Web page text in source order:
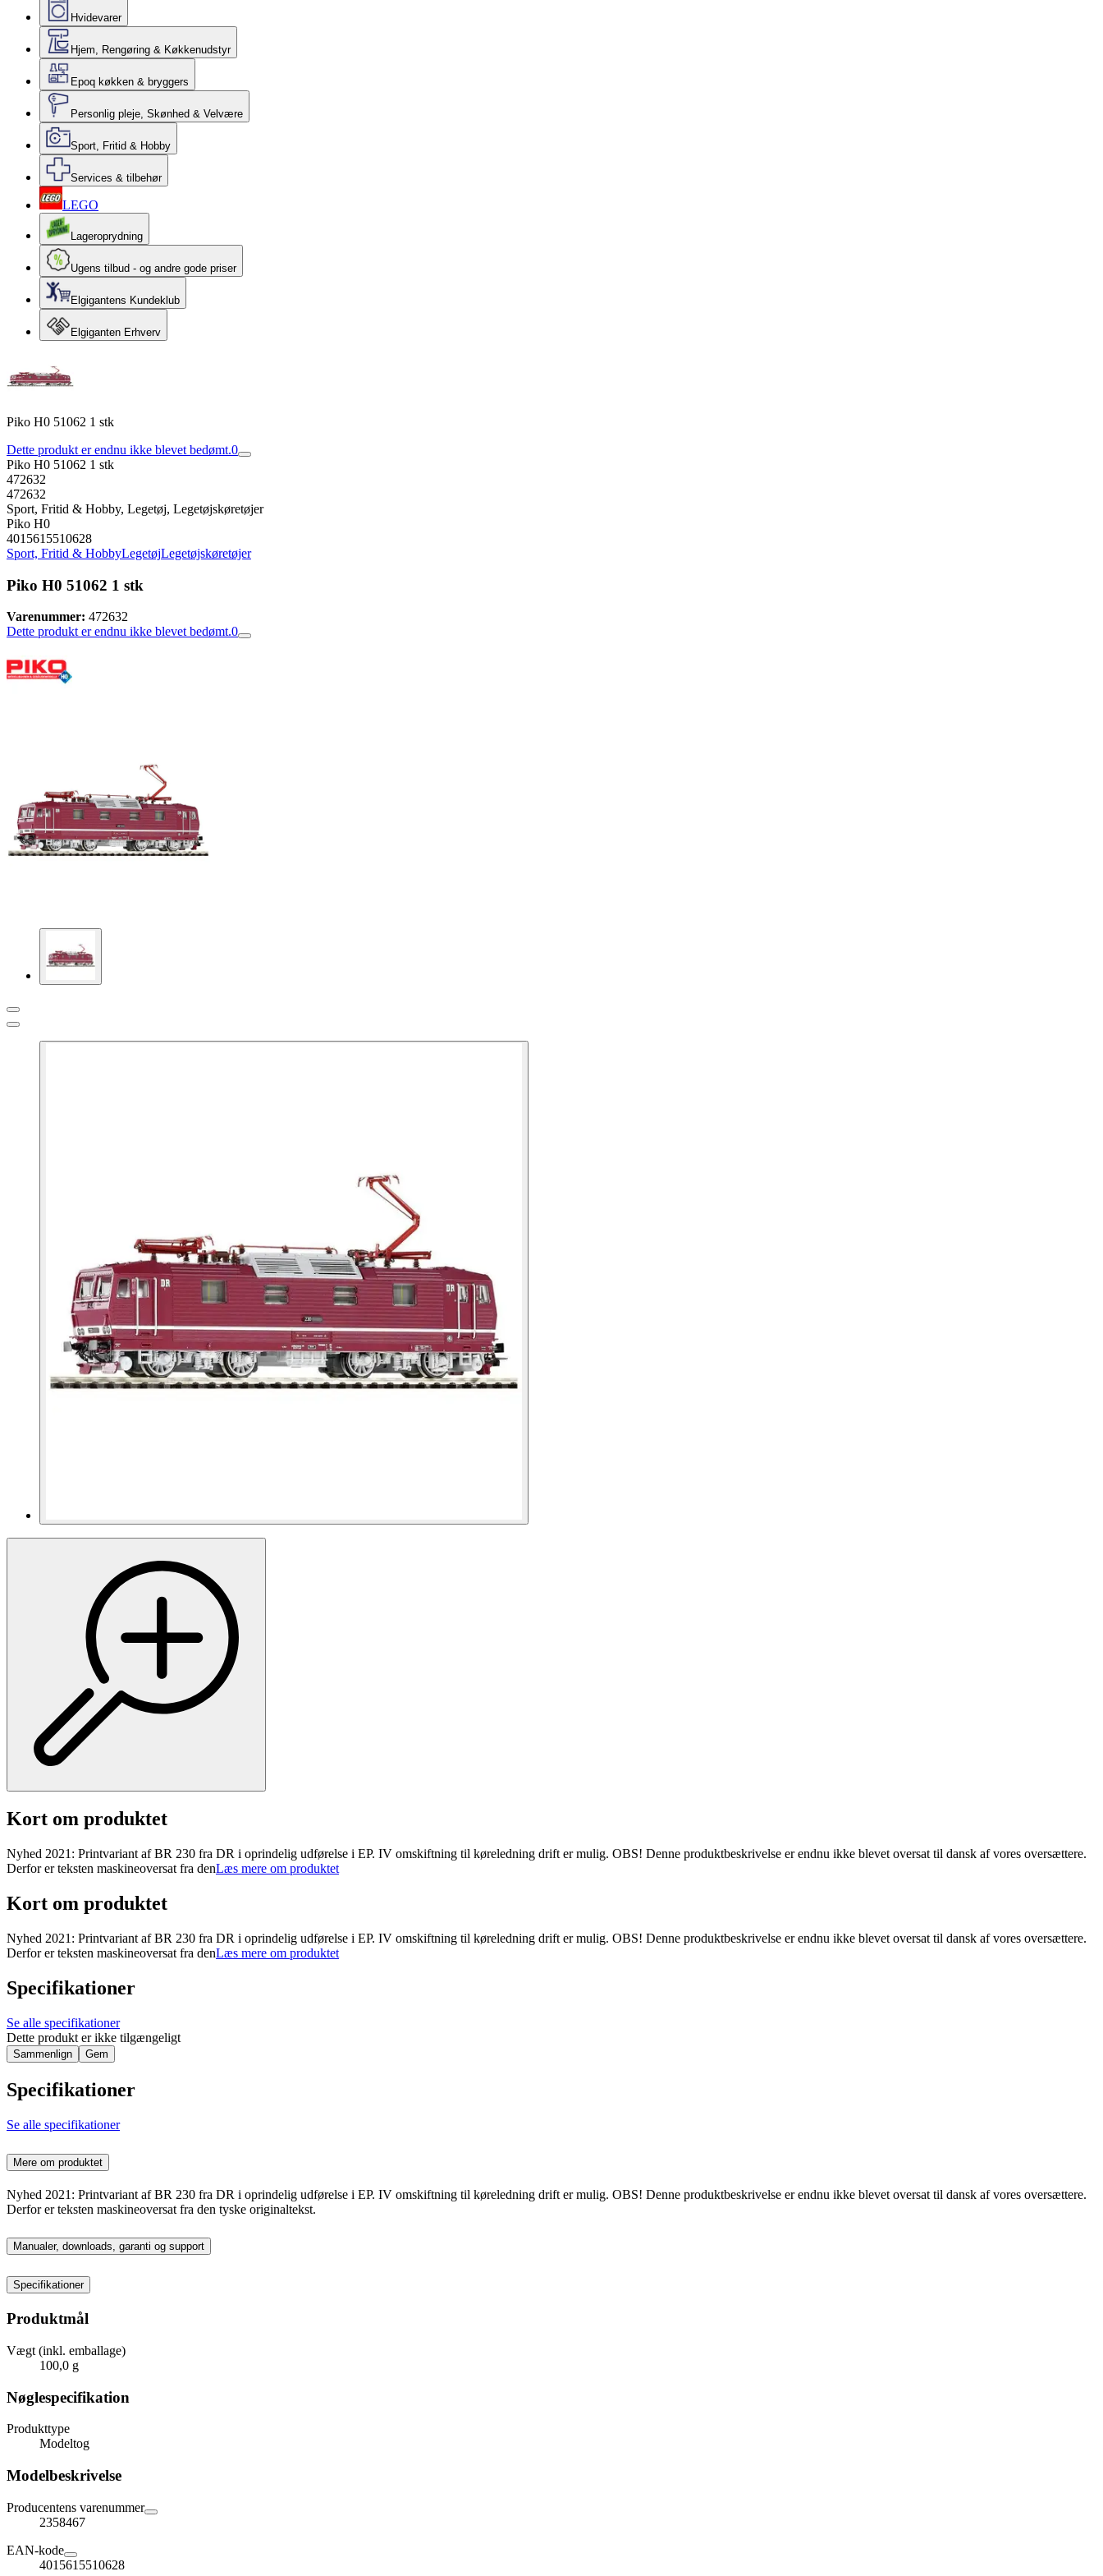
Hvidevarer
Hjem, Rengøring & Køkkenudstyr
Epoq køkken & bryggers
Personlig pleje, Skønhed & Velvære
Sport, Fritid & Hobby
Services & tilbehør
LEGO
Lageroprydning
Ugens tilbud - og andre gode priser
Elgigantens Kundeklub
Elgiganten Erhverv
Piko H0 51062 1 stk
Dette produkt er endnu ikke blevet bedømt.0
Piko H0 51062 1 stk
472632
472632
Sport, Fritid & Hobby, Legetøj, Legetøjskøretøjer
Piko H0
4015615510628
Sport, Fritid & HobbyLegetøjLegetøjskøretøjer
Piko H0 51062 1 stk
Varenummer: 472632
Dette produkt er endnu ikke blevet bedømt.0
Kort om produktet
Nyhed 2021: Printvariant af BR 230 fra DR i oprindelig udførelse i EP. IV omskiftning til køreledning drift er mulig. OBS! Denne produktbeskrivelse er endnu ikke blevet oversat til dansk af vores oversættere.
Derfor er teksten maskineoversat fra denLæs mere om produktet
Kort om produktet
Nyhed 2021: Printvariant af BR 230 fra DR i oprindelig udførelse i EP. IV omskiftning til køreledning drift er mulig. OBS! Denne produktbeskrivelse er endnu ikke blevet oversat til dansk af vores oversættere.
Derfor er teksten maskineoversat fra denLæs mere om produktet
Specifikationer
Se alle specifikationer
Dette produkt er ikke tilgængeligt
Sammenlign Gem
Specifikationer
Se alle specifikationer
Mere om produktet
Nyhed 2021: Printvariant af BR 230 fra DR i oprindelig udførelse i EP. IV omskiftning til køreledning drift er mulig. OBS! Denne produktbeskrivelse er endnu ikke blevet oversat til dansk af vores oversættere.
Derfor er teksten maskineoversat fra den tyske originaltekst.
Manualer, downloads, garanti og support
Specifikationer
Produktmål
Vægt (inkl. emballage)
100,0 g
Nøglespecifikation
Produkttype
Modeltog
Modelbeskrivelse
Producentens varenummer
2358467
EAN-kode
4015615510628